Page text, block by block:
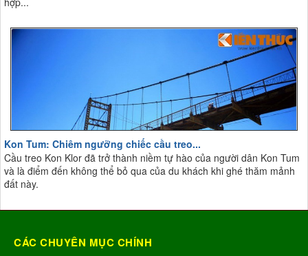
Kon Tum: Chiêm ngưỡng chiếc cầu treo...
Cầu treo Kon Klor đã trở thành niềm tự hào của người dân Kon Tum
và là điểm đến không thể bỏ qua của du khách khi ghé thăm mảnh
đất này.
CÁC CHUYÊN MỤC CHÍNH